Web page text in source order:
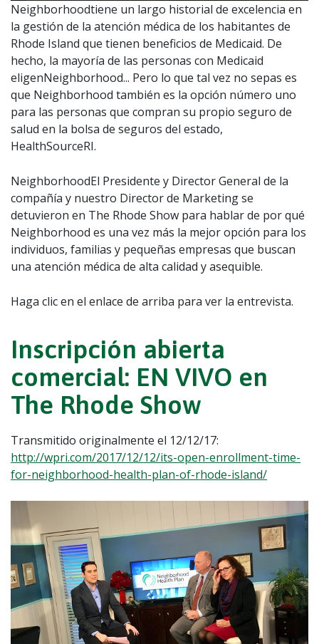
Neighborhoodtiene un largo historial de excelencia en
la gestión de la atención médica de los habitantes de
Rhode Island que tienen beneficios de Medicaid. De
hecho, la mayoría de las personas con Medicaid
eligenNeighborhood... Pero lo que tal vez no sepas es
que Neighborhood también es la opción número uno
para las personas que compran su propio seguro de
salud en la bolsa de seguros del estado,
HealthSourceRI.
NeighborhoodEl Presidente y Director General de la
compañía y nuestro Director de Marketing se
detuvieron en The Rhode Show para hablar de por qué
Neighborhood es una vez más la mejor opción para los
individuos, familias y pequeñas empresas que buscan
una atención médica de alta calidad y asequible.
Haga clic en el enlace de arriba para ver la entrevista.
Inscripción abierta
comercial: EN VIVO en
The Rhode Show
Transmitido originalmente el 12/12/17:
http://wpri.com/2017/12/12/its-open-enrollment-time-
for-neighborhood-health-plan-of-rhode-island/